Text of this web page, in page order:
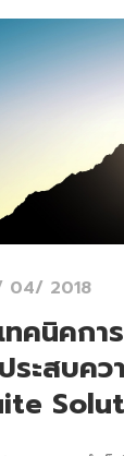
04/ 2018
ทคนิคกา
ระสบคว